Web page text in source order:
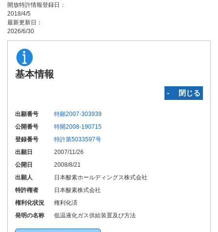
開放特許情報登録日：
2018/4/5
最新更新日：
2026/6/30
基本情報
‐ 閉じる
出願番号
特願2007-303939
公開番号
特開2008-190715
登録番号
特許第5033597号
出願日
2007/11/26
公開日
2008/8/21
出願人
日本酸素ホールディングス株式会社
特許権者
日本酸素株式会社
権利化状況
権利化済
発明の名称
低温液化ガス供給装置及び方法